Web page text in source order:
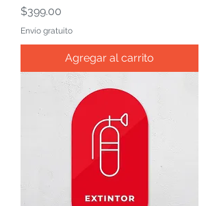
Precio
$399.00
Envío gratuito
Agregar al carrito